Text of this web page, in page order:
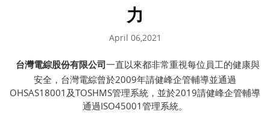
力
April 06,2021
台灣電綜股份有限公司一直以來都非常重視每位員工的健康與
安全，台灣電綜曾於2009年請健峰企管輔導並通過
OHSAS18001及TOSHMS管理系統，並於2019請健峰企管輔導
通過ISO45001管理系統。